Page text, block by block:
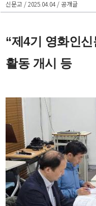
신문고 / 2025.04.04 / 공개글
“제4기 영화인
활동 개시 등